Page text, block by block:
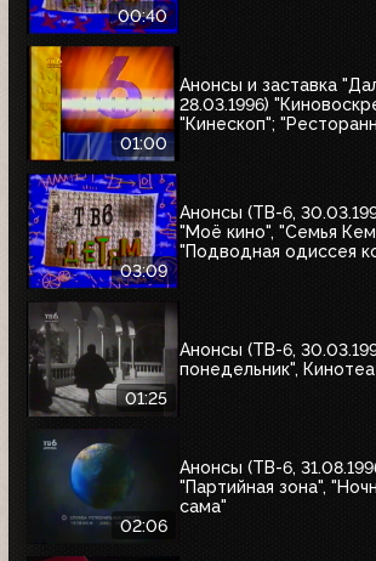
00:40
01:00
Анонсы и заставка
28.03.1996)
"Кинескоп";
03:09
Анонсы (ТВ-6,
"Моё кино", "Семья
"Подводная одиссея
01:25
Анонсы (ТВ-6,
понедельник",
02:06
Анонсы (ТВ-6,
"Партийная зона",
сама"